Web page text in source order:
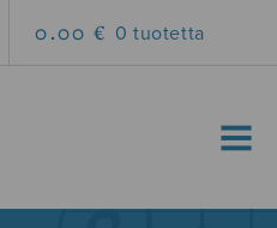
0.00 € 0 tuotetta
MENU